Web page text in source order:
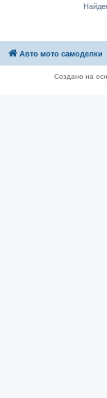
Авто мото самоделки
Создано на